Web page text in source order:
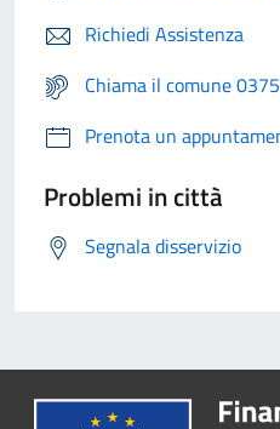
Richiedi Assistenza
Chiama il comune
Prenota un
Problemi in città
Segnala disservizio